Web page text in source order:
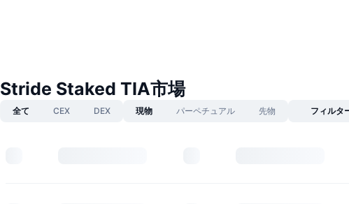
Stride Staked TIA市場
全て CEX DEX 現物 パーペチュアル 先物 フィルタ